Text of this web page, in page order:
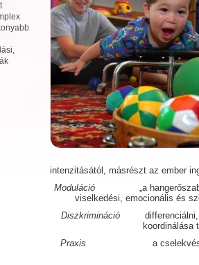
intenzitásától, másrészt az ember
Moduláció„a
viselkedési, emocionális és
Diszkriminációdifferenciálni,
koordinálása
Praxis
a cselekvés